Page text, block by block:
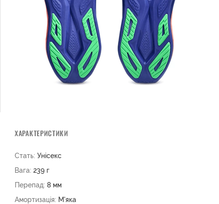
ХАРАКТЕРИСТИКИ
Стать: Унісекс
Вага: 239 г
Перепад: 8 мм
Амортизація: М'яка